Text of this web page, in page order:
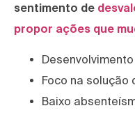
sentimento de
propor ações que
Foco na solução
Baixo